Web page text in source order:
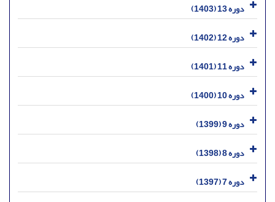
دوره 13 (1403)
دوره 12 (1402)
دوره 11 (1401)
دوره 10 (1400)
دوره 9 (1399)
دوره 8 (1398)
دوره 7 (1397)